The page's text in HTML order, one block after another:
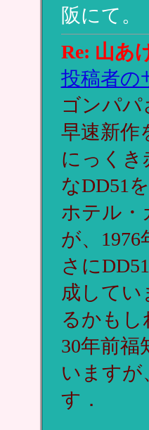
阪にて。
Re: 山あ
投稿者の
ゴンパ
早速新作
にっくき
なDD51
ホテル・
が、
さに
成して
るかもし
30年前
いますが
す．